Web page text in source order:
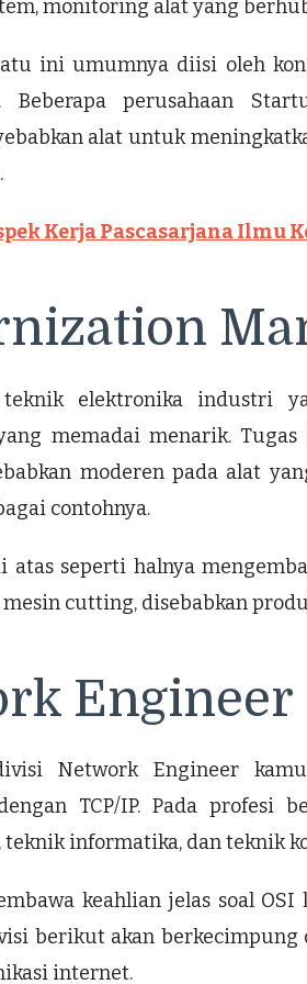
monitoring alat yang
ini umumnya diisi oleh
Beberapa perusahaan
alat untuk
Kerja Pascasarjana Ilmu
teknik elektronika industri
memadai menarik.
moderen pada alat
contohnya.
atas seperti halnya
cutting, disebabkan
Engineer
Network Engineer
TCP/IP. Pada profesi
teknik informatika, dan teknik
keahlian jelas soal
berikut akan
internet.